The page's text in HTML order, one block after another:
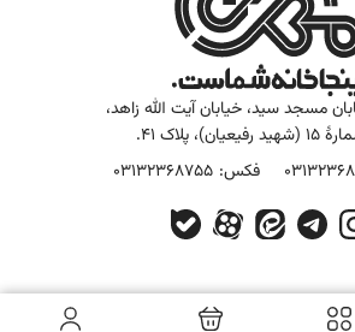
مسجد سید، خیابان آیت الله زاهد،
پلاک 41.
فکس: 03132368755